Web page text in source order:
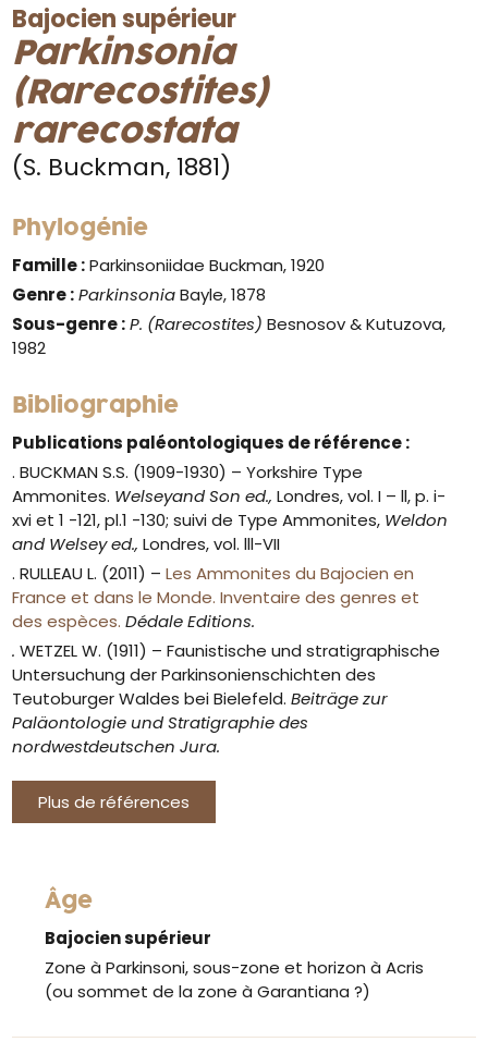
Bajocien supérieur
Parkinsonia
(Rarecostites)
rarecostata
(S. Buckman, 1881)
Phylogénie
Famille :Parkinsoniidae Buckman, 1920
Genre : ParkinsoniaBayle, 1878
Sous-genre : P. (Rarecostites) Besnosov & Kutuzova,
1982
Bibliographie
Publications paléontologiques de référence :
. BUCKMAN S.S. (1909-1930) – Yorkshire Type
Ammonites. Welseyand Son ed.,Londres, vol. I – ll, p. i-
xvi et 1 -121, pl.1 -130; suivi de Type Ammonites, Weldon
and Welsey ed.,Londres, vol. lll-VII
. RULLEAU L. (2011) –Les Ammonites du Bajocien en
France et dans le Monde. Inventaire des genres et
des espèces.Dédale Editions.
.WETZEL W. (1911) – Faunistische und stratigraphische
Untersuchung der Parkinsonienschichten des
Teutoburger Waldes bei Bielefeld.Beiträge zur
Paläontologie und Stratigraphie des
nordwestdeutschen Jura.
Plus de références
Âge
Bajocien supérieur
Zone à Parkinsoni, sous-zone et horizon à Acris
(ou sommet de la zone à Garantiana ?)